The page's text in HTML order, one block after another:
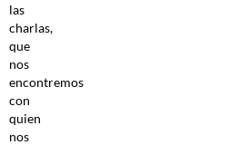
las
charlas,
que
nos
encontremos
con
quien
nos